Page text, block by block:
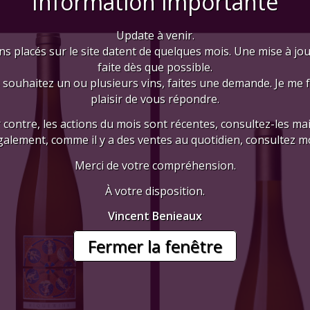
Update à venir.
placés sur le site datent de quelques mois. Une mise à
faite dès que possible.
souhaitez un ou plusieurs vins, faites une demande. Je me
plaisir de vous répondre.
contre, les actions du mois sont récentes, consultez-les
comme il y a des ventes au quotidien, consultez
Merci de votre compréhension.
À votre disposition.
Vincent Benieaux
Fermer la fenêtre